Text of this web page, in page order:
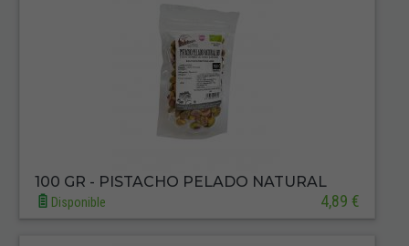
100 GR - PISTACHO PELADO NATURAL
Disponible 4,89 €